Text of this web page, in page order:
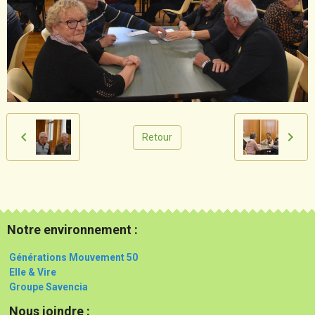
Retour
Notre environnement :
Générations Mouvement 50
Elle & Vire
Groupe Savencia
Nous joindre :